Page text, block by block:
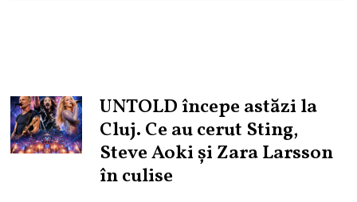
UNTOLD începe astăzi la
Cluj. Ce au cerut Sting,
Steve Aoki și Zara Larsson
în culise